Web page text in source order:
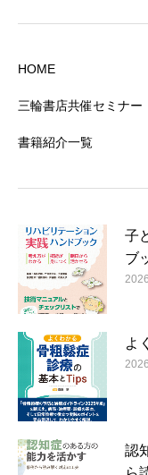
HOME
三輪書店共催セミナー
書籍紹介一覧
子
ブ
よ
認